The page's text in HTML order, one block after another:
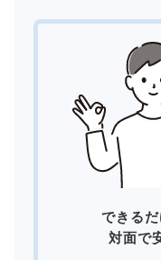
できるだ
対面で